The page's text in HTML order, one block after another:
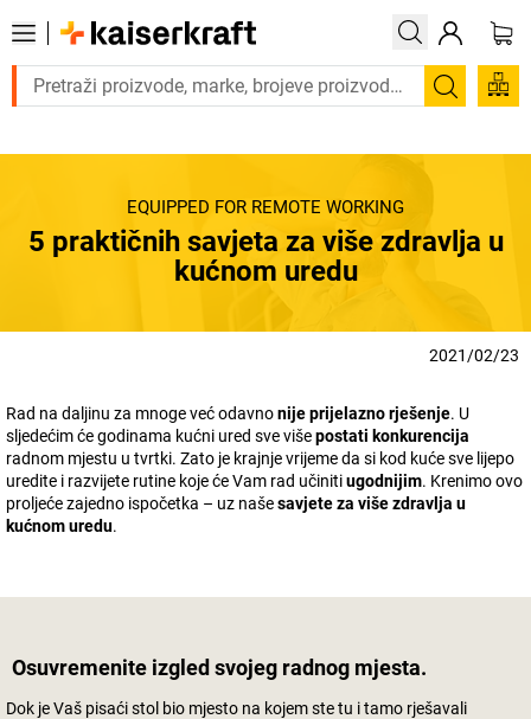
Trebate proizvod hitno? Pogledajte našu ponudu
EQUIPPED FOR REMOTE WORKING
5 praktičnih savjeta za više zdravlja u
kućnom uredu
2021/02/23
Rad na daljinu za mnoge već odavnonije prijelazno rješenje. U
sljedećim će godinama kućni ured sve višepostati konkurencija
radnom mjestu u tvrtki. Zato je krajnje vrijeme da si kod kuće sve lijepo
uredite i razvijete rutine koje će Vam rad učinitiugodnijim. Krenimo ovo
proljeće zajedno ispočetka – uz našesavjete za više zdravlja u
kućnom uredu.
Osuvremenite izgled svojeg radnog mjesta.
Dok je Vaš pisaći stol bio mjesto na kojem ste tu i tamo rješavali